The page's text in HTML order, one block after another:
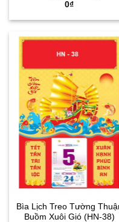
0₫
Bìa Lịch Treo Tường
Buồm Xuôi Gió (HN-38)